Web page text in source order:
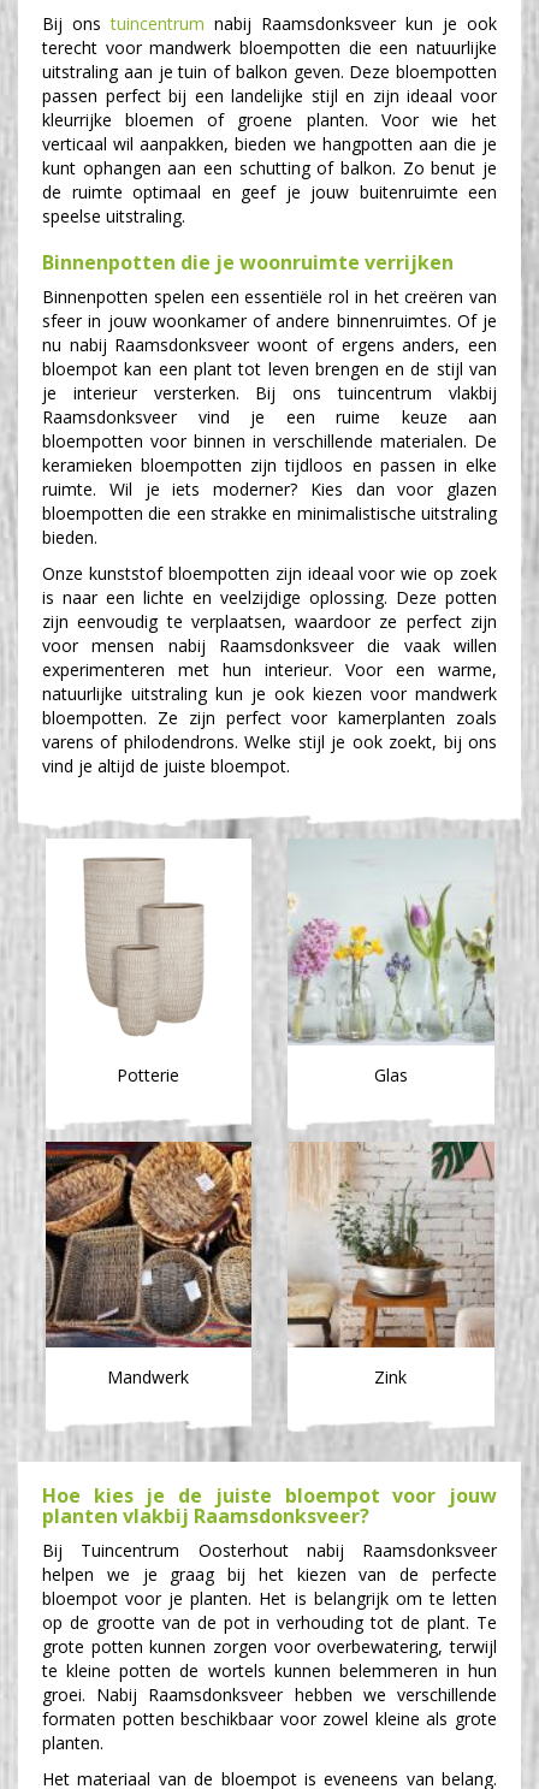
Bij onstuincentrum nabij Raamsdonksveer kun je ook
terecht voor mandwerk bloempotten die een natuurlijke
uitstraling aan je tuin of balkon geven. Deze bloempotten
passen perfect bij een landelijke stijl en zijn ideaal voor
kleurrijke bloemen of groene planten. Voor wie het
verticaal wil aanpakken, bieden we hangpotten aan die je
kunt ophangen aan een schutting of balkon. Zo benut je
de ruimte optimaal en geef je jouw buitenruimte een
speelse uitstraling.
Binnenpotten die je woonruimte verrijken
Binnenpotten spelen een essentiële rol in het creëren van
sfeer in jouw woonkamer of andere binnenruimtes. Of je
nu nabij Raamsdonksveer woont of ergens anders, een
bloempot kan een plant tot leven brengen en de stijl van
je interieur versterken. Bij ons tuincentrum vlakbij
Raamsdonksveer vind je een ruime keuze aan
bloempotten voor binnen in verschillende materialen. De
keramieken bloempotten zijn tijdloos en passen in elke
ruimte. Wil je iets moderner? Kies dan voor glazen
bloempotten die een strakke en minimalistische uitstraling
bieden.
Onze kunststof bloempotten zijn ideaal voor wie op zoek
is naar een lichte en veelzijdige oplossing. Deze potten
zijn eenvoudig te verplaatsen, waardoor ze perfect zijn
voor mensen nabij Raamsdonksveer die vaak willen
experimenteren met hun interieur. Voor een warme,
natuurlijke uitstraling kun je ook kiezen voor mandwerk
bloempotten. Ze zijn perfect voor kamerplanten zoals
varens of philodendrons. Welke stijl je ook zoekt, bij ons
vind je altijd de juiste bloempot.
Potterie Glas
Mandwerk Zink
Hoe kies je de juiste bloempot voor jouw
planten vlakbij Raamsdonksveer?
Bij Tuincentrum Oosterhout nabij Raamsdonksveer
helpen we je graag bij het kiezen van de perfecte
bloempot voor je planten. Het is belangrijk om te letten
op de grootte van de pot in verhouding tot de plant. Te
grote potten kunnen zorgen voor overbewatering, terwijl
te kleine potten de wortels kunnen belemmeren in hun
groei. Nabij Raamsdonksveer hebben we verschillende
formaten potten beschikbaar voor zowel kleine als grote
planten.
Het materiaal van de bloempot is eveneens van belang.